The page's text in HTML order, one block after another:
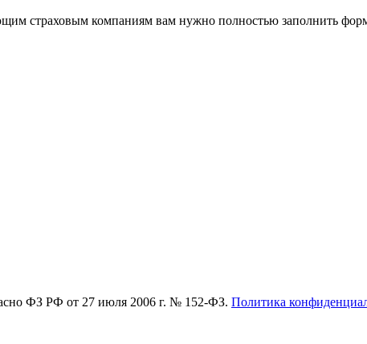
страховым компаниям вам нужно полностью заполнить
ФЗ РФ от 27 июля 2006 г. № 152-ФЗ. Политика